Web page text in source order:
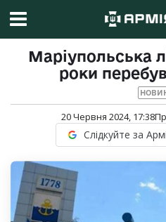
Маріупольська
роки
20 Червня 2024, 17:38
Слідкуйте за